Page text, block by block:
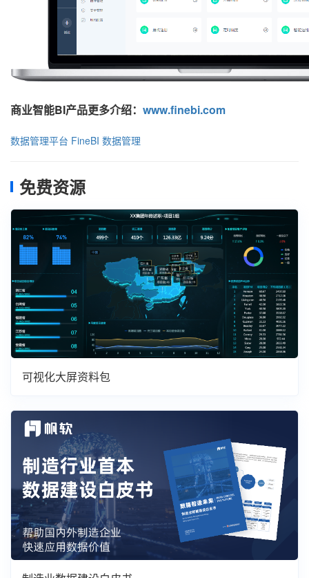
商业智能BI产品更多介绍： www.finebi.com
数据管理平台 FineBI 数据管理
免费资源
可视化大屏资料包